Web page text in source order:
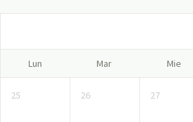
Lun Mar Mie
25 26 27